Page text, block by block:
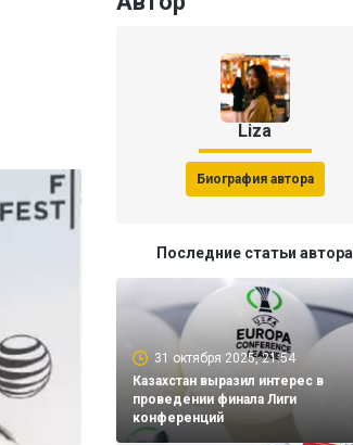
Liza
Биография автора
Последние статьи автора
31 октября 2025, 21:54
Казахстан выразил интерес в
проведении финала Лиги
конференций